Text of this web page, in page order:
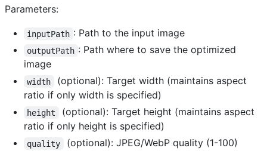
Parameters:
inputPath : Path to the input image
outputPath : Path where to save the optimized
image
width
(optional): Target width (maintains aspect
ratio if only width is specified)
height
(optional): Target height (maintains aspect
ratio if only height is specified)
quality (optional): JPEG/WebP quality (1-100)